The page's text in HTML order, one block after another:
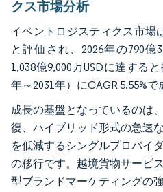
クス市場分析
イベントロジスティクス市場
と評価され、2026年の790億
1,038億9,000万USDに達する
年～2031年）にCAGR 5.55%で
成長の基盤となっているのは
復、ハイブリッド形式の急速
を低減するシングルプロバイ
の移行です。越境貨物サービ
型ブランドマーケティングの